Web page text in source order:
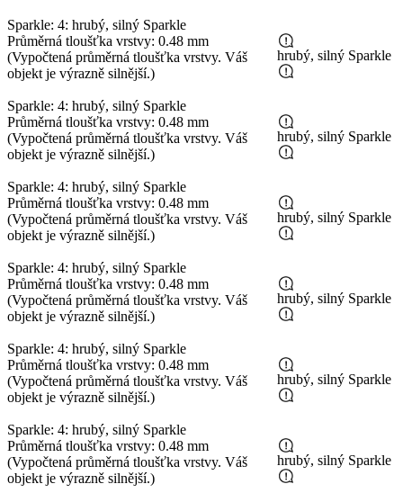
Sparkle: 4: hrubý, silný Sparkle
Průměrná tloušťka vrstvy: 0.48 mm
(Vypočtená průměrná tloušťka vrstvy. Váš
objekt je výrazně silnější.)
Sparkle: 4: hrubý, silný Sparkle
hrubý, silný Sparkle
Průměrná tloušťka vrstvy: 0.48 mm
(Vypočtená průměrná tloušťka vrstvy. Váš
objekt je výrazně silnější.)
Sparkle: 4: hrubý, silný Sparkle
hrubý, silný Sparkle
Průměrná tloušťka vrstvy: 0.48 mm
(Vypočtená průměrná tloušťka vrstvy. Váš
objekt je výrazně silnější.)
Sparkle: 4: hrubý, silný Sparkle
hrubý, silný Sparkle
Průměrná tloušťka vrstvy: 0.48 mm
(Vypočtená průměrná tloušťka vrstvy. Váš
objekt je výrazně silnější.)
Sparkle: 4: hrubý, silný Sparkle
hrubý, silný Sparkle
Průměrná tloušťka vrstvy: 0.48 mm
(Vypočtená průměrná tloušťka vrstvy. Váš
objekt je výrazně silnější.)
Sparkle: 4: hrubý, silný Sparkle
hrubý, silný Sparkle
Průměrná tloušťka vrstvy: 0.48 mm
(Vypočtená průměrná tloušťka vrstvy. Váš
objekt je výrazně silnější.)
hrubý, silný Sparkle